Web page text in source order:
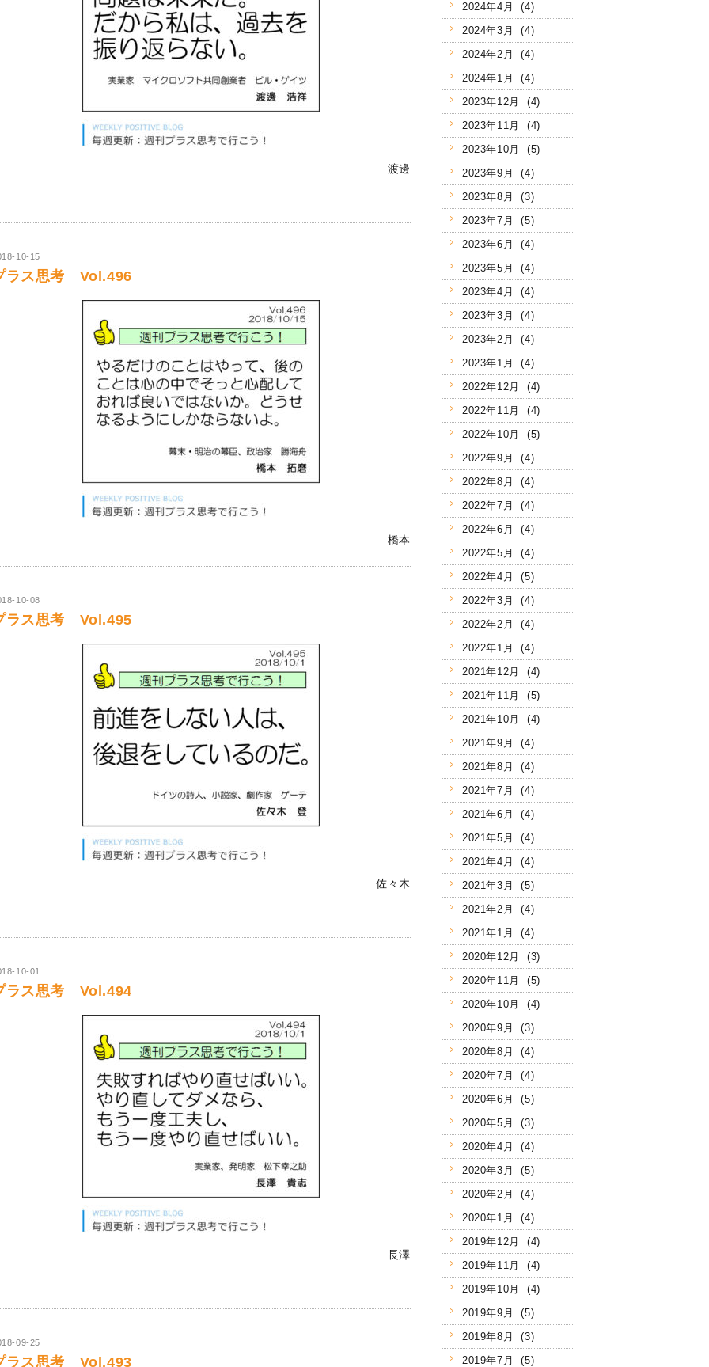
渡邊
10-15
ラス思考 Vol.496
橋本
10-08
ラス思考 Vol.495
佐々木
10-01
ラス思考 Vol.494
長澤
09-25
ラス思考 Vol.493
2024年4月 (4)
2024年3月 (4)
2024年2月 (4)
2024年1月 (4)
2023年12月 (4)
2023年11月 (4)
2023年10月 (5)
2023年9月 (4)
2023年8月 (3)
2023年7月 (5)
2023年6月 (4)
2023年5月 (4)
2023年4月 (4)
2023年3月 (4)
2023年2月 (4)
2023年1月 (4)
2022年12月 (4)
2022年11月 (4)
2022年10月 (5)
2022年9月 (4)
2022年8月 (4)
2022年7月 (4)
2022年6月 (4)
2022年5月 (4)
2022年4月 (5)
2022年3月 (4)
2022年2月 (4)
2022年1月 (4)
2021年12月 (4)
2021年11月 (5)
2021年10月 (4)
2021年9月 (4)
2021年8月 (4)
2021年7月 (4)
2021年6月 (4)
2021年5月 (4)
2021年4月 (4)
2021年3月 (5)
2021年2月 (4)
2021年1月 (4)
2020年12月 (3)
2020年11月 (5)
2020年10月 (4)
2020年9月 (3)
2020年8月 (4)
2020年7月 (4)
2020年6月 (5)
2020年5月 (3)
2020年4月 (4)
2020年3月 (5)
2020年2月 (4)
2020年1月 (4)
2019年12月 (4)
2019年11月 (4)
2019年10月 (4)
2019年9月 (5)
2019年8月 (3)
2019年7月 (5)